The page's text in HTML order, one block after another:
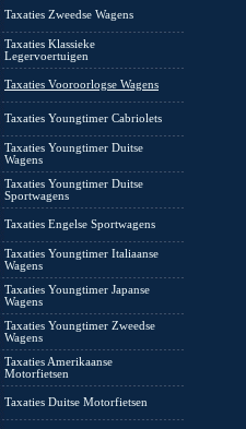
Taxaties Zweedse Wagens
Taxaties Klassieke
Legervoertuigen
Taxaties Vooroorlogse Wagens
Taxaties Youngtimer Cabriolets
Taxaties Youngtimer Duitse
Wagens
Taxaties Youngtimer Duitse
Sportwagens
Taxaties Engelse Sportwagens
Taxaties Youngtimer Italiaanse
Wagens
Taxaties Youngtimer Japanse
Wagens
Taxaties Youngtimer Zweedse
Wagens
Taxaties Amerikaanse
Motorfietsen
Taxaties Duitse Motorfietsen